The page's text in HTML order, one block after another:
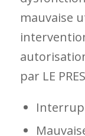
mauvaise
par LE